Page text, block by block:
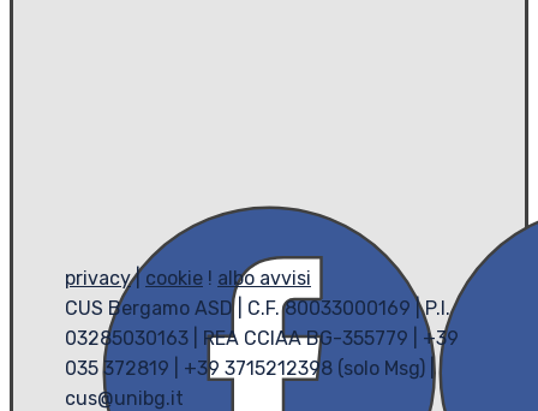
privacy|cookie ! albo avvisi
CUS Bergamo ASD | C.F. 80033000169 | P.I.
03285030163 | REA CCIAA BG-355779 | +39
035 372819 | +39 3715212398 (solo Msg) |
cus@unibg.it